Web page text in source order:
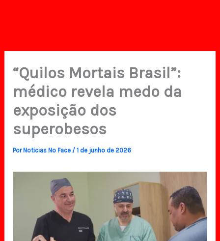
“Quilos Mortais Brasil”:
médico revela medo da
exposição dos
superobesos
PorNoticias No Face /1 de junho de 2026